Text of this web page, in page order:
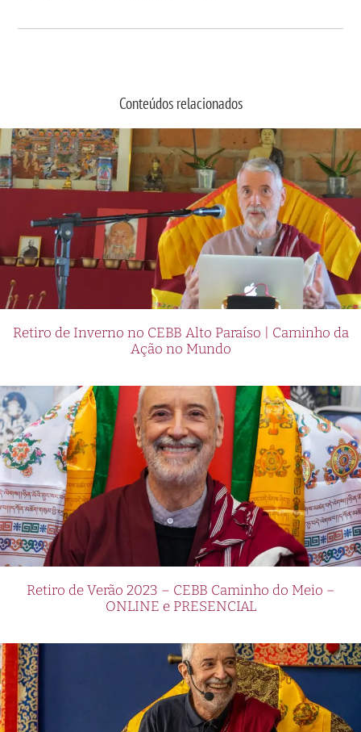
Conteúdos relacionados
Retiro de Inverno no CEBB Alto Paraíso | Caminho da
Ação no Mundo
Retiro de Verão 2023 – CEBB Caminho do Meio –
ONLINE e PRESENCIAL